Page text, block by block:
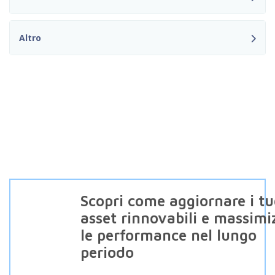
Altro
Scopri come aggiornare i
asset rinnovabili e
le performance nel lungo
periodo